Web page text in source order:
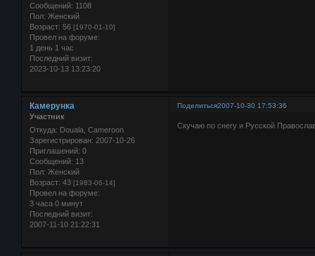
Сообщений: 1108
Пол: Женский
Возраст: 56 [1970-01-10]
Провел на форуме:
1 день 1 час
Последний визит:
2023-10-13 13:23:20
Поделиться2007-10-30 17:53:36
Камерунка
Участник
Откуда: Douala, Cameroon
Зарегистрирован: 2007-10-26
Приглашений: 0
Сообщений: 13
Пол: Женский
Возраст: 43 [1983-06-14]
Провел на форуме:
3 часа 0 минут
Последний визит:
2007-11-10 21:22:31
Скучаю по снегу и Русской